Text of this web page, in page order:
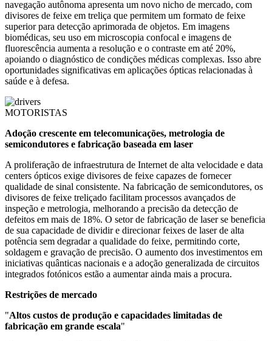
navegação autônoma apresenta um novo nicho de mercado, com
divisores de feixe em treliça que permitem um formato de feixe
superior para detecção aprimorada de objetos. Em imagens
biomédicas, seu uso em microscopia confocal e imagens de
fluorescência aumenta a resolução e o contraste em até 20%,
apoiando o diagnóstico de condições médicas complexas. Isso abre
oportunidades significativas em aplicações ópticas relacionadas à
saúde e à defesa.
MOTORISTAS
Adoção crescente em telecomunicações, metrologia de
semicondutores e fabricação baseada em laser
A proliferação de infraestrutura de Internet de alta velocidade e data
centers ópticos exige divisores de feixe capazes de fornecer
qualidade de sinal consistente. Na fabricação de semicondutores, os
divisores de feixe treliçado facilitam processos avançados de
inspeção e metrologia, melhorando a precisão da detecção de
defeitos em mais de 18%. O setor de fabricação de laser se beneficia
de sua capacidade de dividir e direcionar feixes de laser de alta
potência sem degradar a qualidade do feixe, permitindo corte,
soldagem e gravação de precisão. O aumento dos investimentos em
iniciativas quânticas nacionais e a adoção generalizada de circuitos
integrados fotónicos estão a aumentar ainda mais a procura.
Restrições de mercado
"Altos custos de produção e capacidades limitadas de
fabricação em grande escala"